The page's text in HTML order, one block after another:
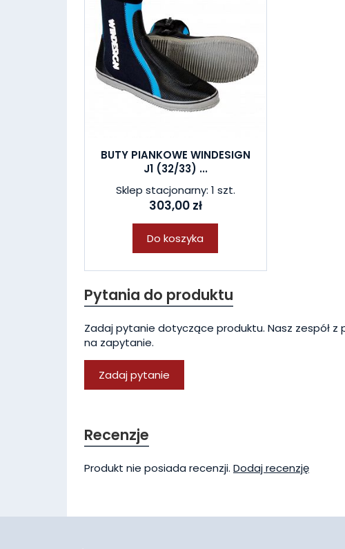
BUTY PIANKOWE WINDESIGN
J1 (32/33) ...
Sklep stacjonarny: 1 szt.
303,00 zł
Do koszyka
Pytania do produktu
Zadaj pytanie dotyczące produktu. Nasz zespół
na zapytanie.
Zadaj pytanie
Recenzje
Produkt nie posiada recenzji. Dodaj recenzję